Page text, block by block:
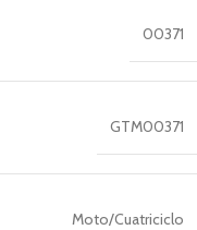
00371
GTM00371
Moto/Cuatriciclo